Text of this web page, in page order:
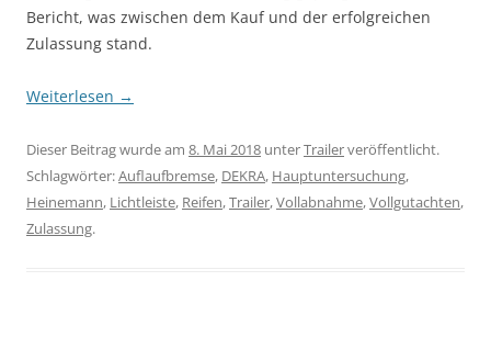
Bericht, was zwischen dem Kauf und der erfolgreichen
Zulassung stand.
Weiterlesen →
Dieser Beitrag wurde am 8. Mai 2018 unterTrailerveröffentlicht.
Schlagwörter:Auflaufbremse, DEKRA, Hauptuntersuchung,
Heinemann, Lichtleiste, Reifen,Trailer,Vollabnahme,Vollgutachten,
Zulassung.